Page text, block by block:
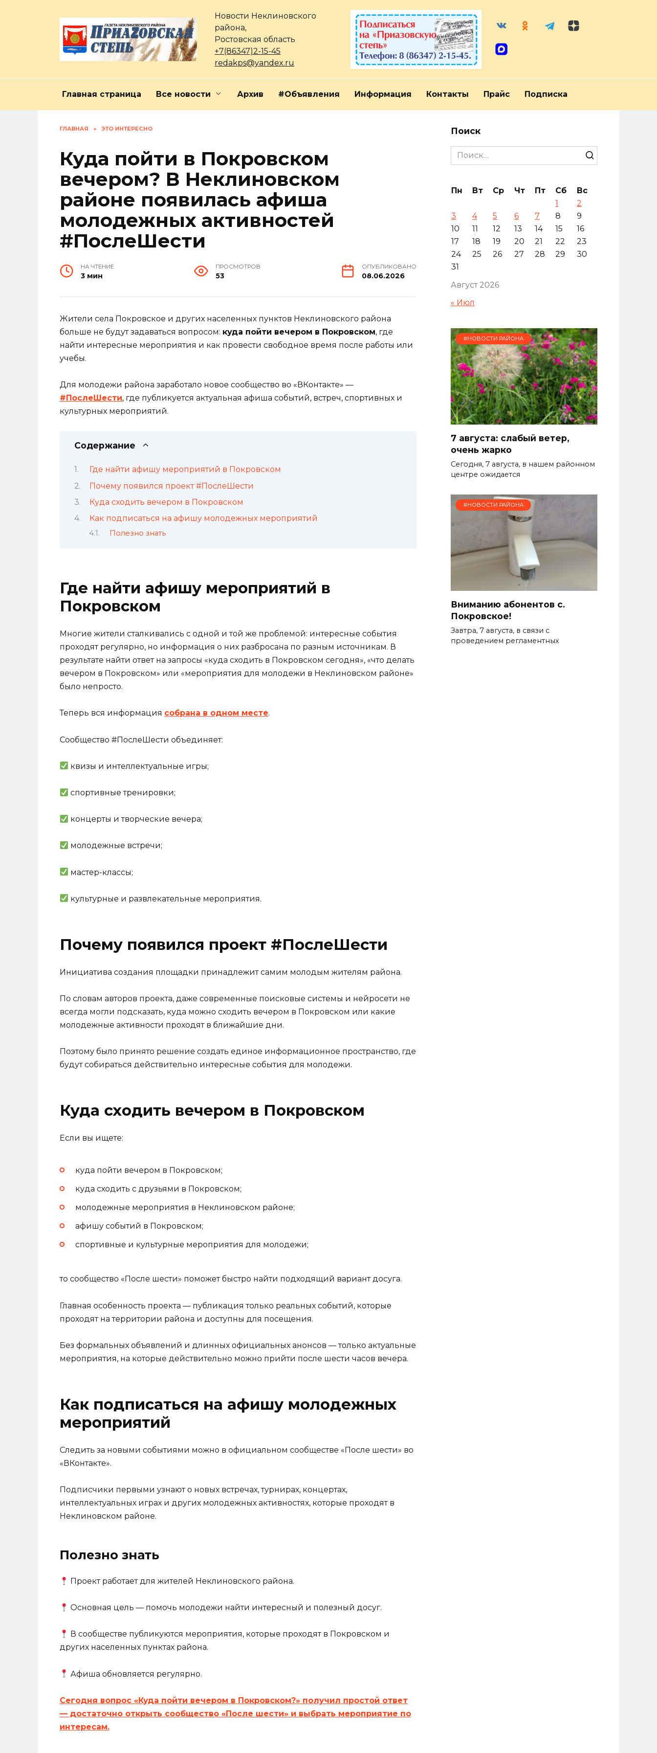
Новости Неклиновского
района,
Ростовская область
+7(86347)2-15-45
redakps@yandex.ru
Главная страница Все новости Архив #Объявления Информация Контакты Прайс Подписка
ГЛАВНАЯ » ЭТО ИНТЕРЕСНО
Куда пойти в Покровском
вечером? В Неклиновском
районе появилась афиша
молодежных активностей
#ПослеШести
НА ЧТЕНИЕ
3 мин
ПРОСМОТРОВ
53
ОПУБЛИКОВАНО
08.06.2026
Жители села Покровское и других населенных пунктов Неклиновского района
больше не будут задаваться вопросом: куда пойти вечером в Покровском, где
найти интересные мероприятия и как провести свободное время после работы или
учебы.
Для молодежи района заработало новое сообщество во «ВКонтакте» —
#ПослеШести, где публикуется актуальная афиша событий, встреч, спортивных и
культурных мероприятий.
Содержание
Где найти афишу мероприятий в Покровском
Почему появился проект #ПослеШести
Куда сходить вечером в Покровском
Как подписаться на афишу молодежных мероприятий
Полезно знать
Где найти афишу мероприятий в
Покровском
Многие жители сталкивались с одной и той же проблемой: интересные события
проходят регулярно, но информация о них разбросана по разным источникам. В
результате найти ответ на запросы «куда сходить в Покровском сегодня», «что делать
вечером в Покровском» или «мероприятия для молодежи в Неклиновском районе»
было непросто.
Теперь вся информация собрана в одном месте.
Сообщество #ПослеШести объединяет:
квизы и интеллектуальные игры;
спортивные тренировки;
концерты и творческие вечера;
молодежные встречи;
мастер-классы;
культурные и развлекательные мероприятия.
Почему появился проект #ПослеШести
Инициатива создания площадки принадлежит самим молодым жителям района.
По словам авторов проекта, даже современные поисковые системы и нейросети не
всегда могли подсказать, куда можно сходить вечером в Покровском или какие
молодежные активности проходят в ближайшие дни.
Поэтому было принято решение создать единое информационное пространство, где
будут собираться действительно интересные события для молодежи.
Куда сходить вечером в Покровском
Если вы ищете:
куда пойти вечером в Покровском;
куда сходить с друзьями в Покровском;
молодежные мероприятия в Неклиновском районе;
афишу событий в Покровском;
спортивные и культурные мероприятия для молодежи;
то сообщество «После шести» поможет быстро найти подходящий вариант досуга.
Главная особенность проекта — публикация только реальных событий, которые
проходят на территории района и доступны для посещения.
Без формальных объявлений и длинных официальных анонсов — только актуальные
мероприятия, на которые действительно можно прийти после шести часов вечера.
Как подписаться на афишу молодежных
мероприятий
Следить за новыми событиями можно в официальном сообществе «После шести» во
«ВКонтакте».
Подписчики первыми узнают о новых встречах, турнирах, концертах,
интеллектуальных играх и других молодежных активностях, которые проходят в
Неклиновском районе.
Полезно знать
Проект работает для жителей Неклиновского района.
Основная цель — помочь молодежи найти интересный и полезный досуг.
В сообществе публикуются мероприятия, которые проходят в Покровском и
других населенных пунктах района.
Афиша обновляется регулярно.
Сегодня вопрос «Куда пойти вечером в Покровском?» получил простой ответ
— достаточно открыть сообщество «После шести» и выбрать мероприятие по
интересам.
Поиск
Search
for:
Август 2026
Пн Вт Ср Чт Пт Сб
Вс
1
2
3
4 5 6 7 8
9
10
11 12 13 14 15
16
17
18 19 20 21 22
23
24
25 26 27 28 29
30
31
« Июл
#НОВОСТИ РАЙОНА
7 августа: слабый ветер,
очень жарко
Сегодня, 7 августа, в нашем районном
центре ожидается
#НОВОСТИ РАЙОНА
Вниманию абонентов с.
Покровское!
Завтра, 7 августа, в связи с
проведением регламентных